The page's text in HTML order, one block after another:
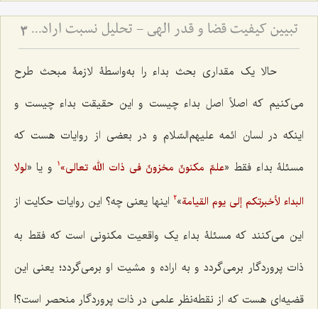
تبیین کیفیت قضا و قدر الهی - تحلیل نسبت اراده پروردگار با تعینات و تشخصات عالم 3
حالا یک مقدارى بحث بداء را به‌واسطۀ لازمۀ مبحث طرح
مى‌کنیم که اصلاً اصل بداء چیست و این حقیقت بداء چیست و
اینکه در لسان ائمه علیهم‌السّلام و در بعضى از روایات هست که
مسئلۀ بداء فقط «علمٌ مکنونٌ مخزونٌ فى ذات الله تعالی»1 و یا «لولا
البداء لأخبرتکم إلى یوم القیامة»
2
اینها یعنى چه؟ این روایات حکایت از
این مى‌کنند که مسئلۀ بداء یک واقعیت مکنونى است که فقط به
ذات پروردگار برمى‌گردد و به اراده و مشیت او برمى‌گردد؛ یعنى این
قضیه‌ای هست که از نقطه‌نظر علمى در ذات پروردگار منحصر است؟!